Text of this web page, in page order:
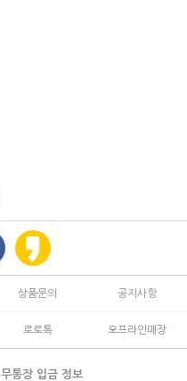
상품문의 공지사항
로로톡 오프라인매장
무통장 입금 정보